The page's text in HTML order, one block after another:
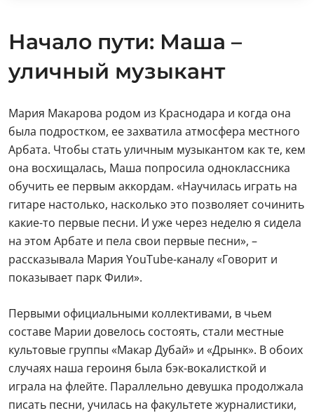
Начало пути: Маша –
уличный музыкант
Мария Макарова родом из Краснодара и когда она
была подростком, ее захватила атмосфера местного
Арбата. Чтобы стать уличным музыкантом как те, кем
она восхищалась, Маша попросила одноклассника
обучить ее первым аккордам. «Научилась играть на
гитаре настолько, насколько это позволяет сочинить
какие-то первые песни. И уже через неделю я сидела
на этом Арбате и пела свои первые песни», –
рассказывала Мария YouTube-каналу «Говорит и
показывает парк Фили».
Первыми официальными коллективами, в чьем
составе Марии довелось состоять, стали местные
культовые группы «Макар Дубай» и «Дрынк». В обоих
случаях наша героиня была бэк-вокалисткой и
играла на флейте. Параллельно девушка продолжала
писать песни, училась на факультете журналистики,